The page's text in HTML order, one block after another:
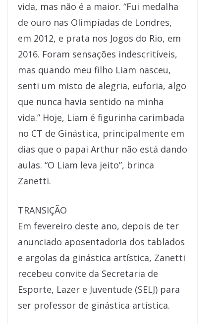
vida, mas não é a maior. “Fui medalha
de ouro nas Olimpíadas de Londres,
em 2012, e prata nos Jogos do Rio, em
2016. Foram sensações indescritíveis,
mas quando meu filho Liam nasceu,
senti um misto de alegria, euforia, algo
que nunca havia sentido na minha
vida.” Hoje, Liam é figurinha carimbada
no CT de Ginástica, principalmente em
dias que o papai Arthur não está dando
aulas. “O Liam leva jeito”, brinca
Zanetti.
TRANSIÇÃO
Em fevereiro deste ano, depois de ter
anunciado aposentadoria dos tablados
e argolas da ginástica artística, Zanetti
recebeu convite da Secretaria de
Esporte, Lazer e Juventude (SELJ) para
ser professor de ginástica artística.